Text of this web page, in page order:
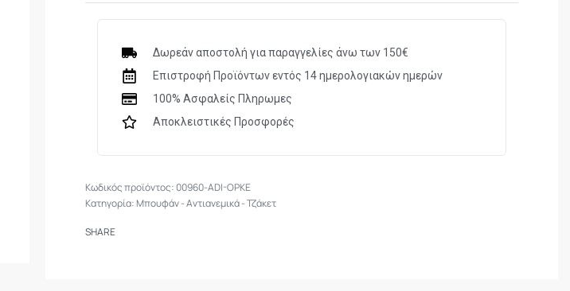
Δωρεάν αποστολή για παραγγελίες άνω των 150€
Επιστροφή Προϊόντων εντός 14 ημερολογιακών ημερών
100% Ασφαλείς Πληρωμες
Αποκλειστικές Προσφορές
00960-ADI-OPKE
Κατηγορία: Μπουφάν - Αντιανεμικά - Τζάκετ
SHARE